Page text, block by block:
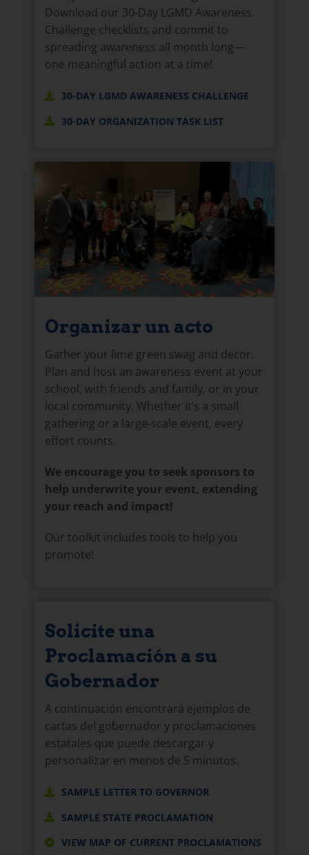
Download our 30-Day LGMD Awareness
Challenge checklists and commit to
spreading awareness all month long—
one meaningful action at a time!
30-DAY LGMD AWARENESS CHALLENGE
30-DAY ORGANIZATION TASK LIST
Organizar un acto
Gather your lime green swag and decor.
Plan and host an awareness event at your
school, with friends and family, or in your
local community. Whether it’s a small
gathering or a large-scale event, every
effort counts.
We encourage you to seek sponsors to
help underwrite your event, extending
your reach and impact!
Our toolkit includes tools to help you
promote!
Solicite una
Proclamación a su
Gobernador
A continuación encontrará ejemplos de
cartas del gobernador y proclamaciones
estatales que puede descargar y
personalizar en menos de 5 minutos.
SAMPLE LETTER TO GOVERNOR
SAMPLE STATE PROCLAMATION
VIEW MAP OF CURRENT PROCLAMATIONS